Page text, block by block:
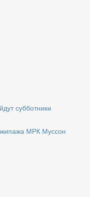
субботники
МРК Муссон